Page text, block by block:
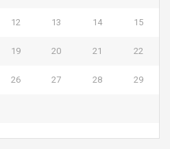
12 13 14 15
19 20 21 22
26 27 28 29